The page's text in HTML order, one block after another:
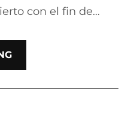
con el fin de…